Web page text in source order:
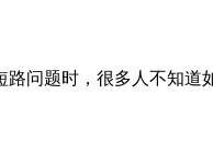
问题时，很多人不知